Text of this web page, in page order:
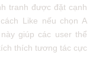
tranh được đặt cạnh
Like nếu chọn A
giúp các user thể
thích tương tác cực